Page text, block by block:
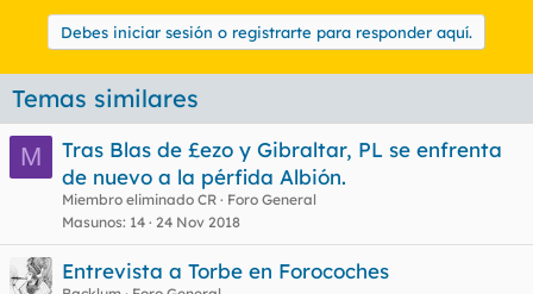
Debes iniciar sesión o registrarte para responder aquí.
Temas similares
M
Tras Blas de £ezo y Gibraltar, PL se enfrenta
de nuevo a la pérfida Albión.
Miembro eliminado CR
Foro General
Masunos 14 24 Nov 2018
Entrevista a Torbe en Forocoches